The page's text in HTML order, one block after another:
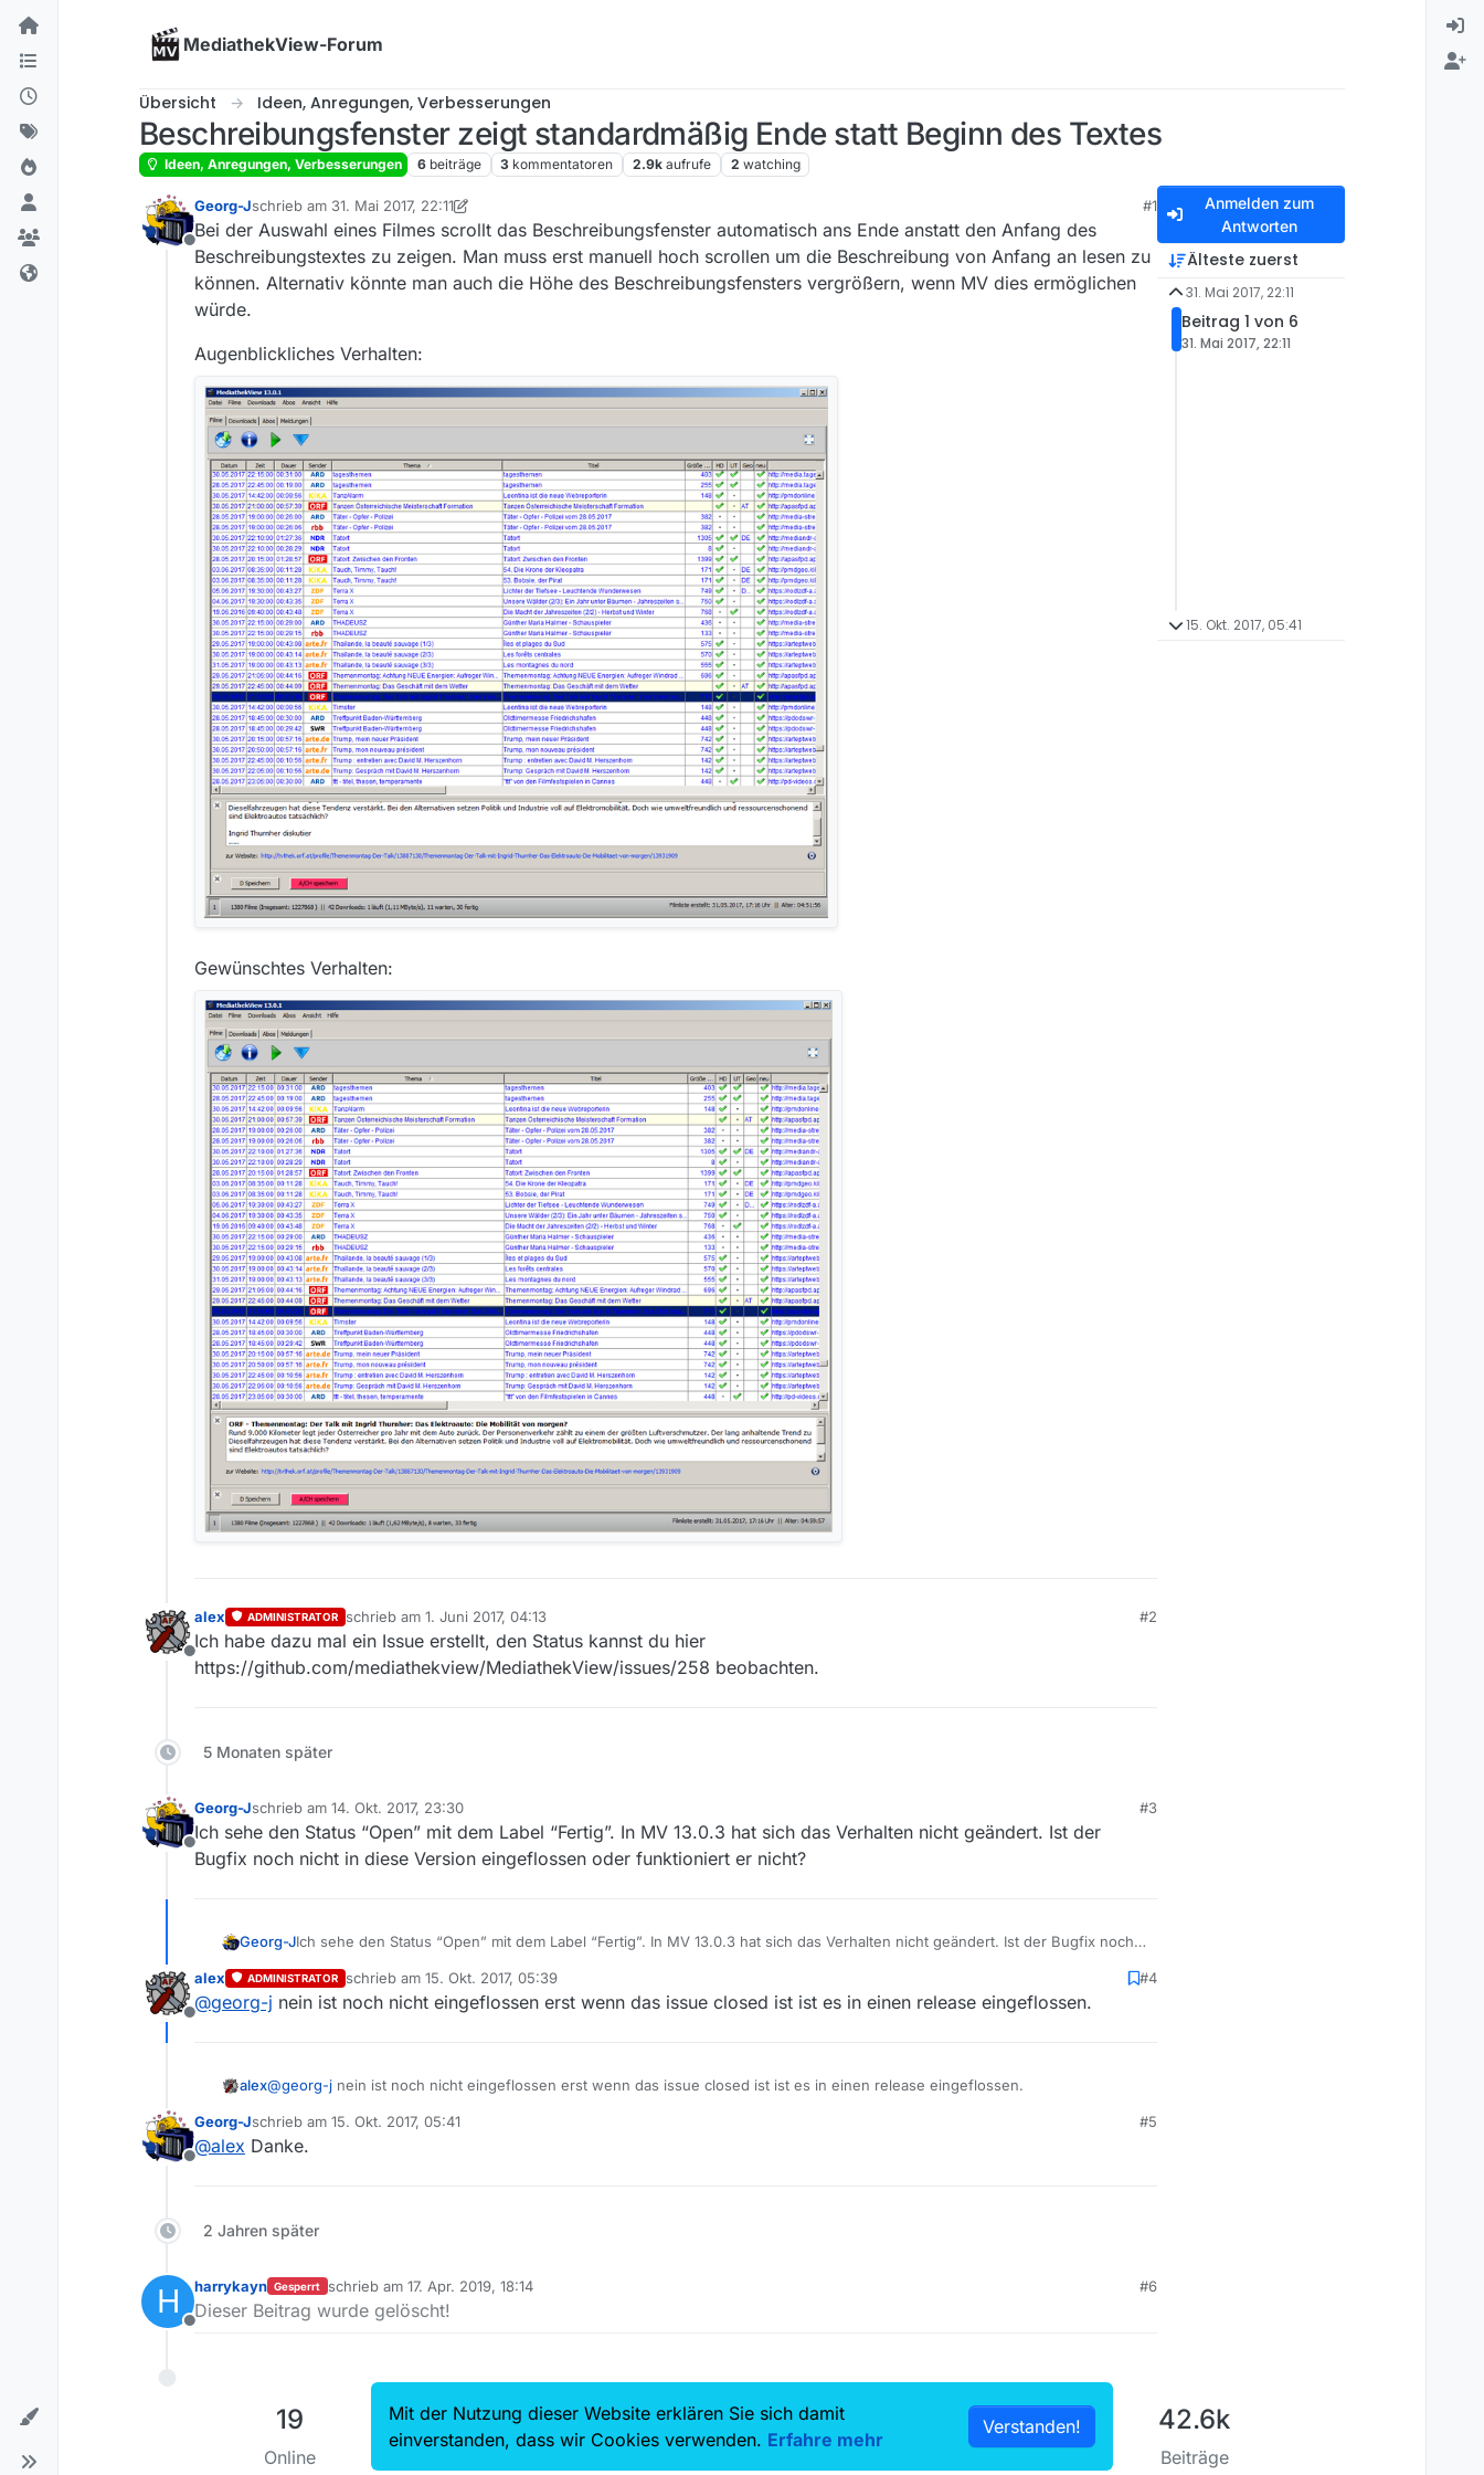
Skip to content
MediathekView-Forum
Übersicht Ideen, Anregungen, Verbesserungen
Beschreibungsfenster zeigt standardmäßig Ende statt Beginn des Textes
Ideen, Anregungen, Verbesserungen 6 beiträge 3 kommentatoren 2.9k aufrufe 2 watching
Offline
Georg-Jschrieb am 31. Mai 2017, 22:11
zuletzt editiert von Georg-J 6. Jan. 2017, 00:12
#1
Bei der Auswahl eines Filmes scrollt das Beschreibungsfenster automatisch ans Ende anstatt den Anfang des
Beschreibungstextes zu zeigen. Man muss erst manuell hoch scrollen um die Beschreibung von Anfang an lesen zu
können. Alternativ könnte man auch die Höhe des Beschreibungsfensters vergrößern, wenn MV dies ermöglichen
würde.
Augenblickliches Verhalten:
Gewünschtes Verhalten:
Offline
alex ADMINISTRATOR schrieb am 1. Juni 2017, 04:13
zuletzt editiert von
#2
Ich habe dazu mal ein Issue erstellt, den Status kannst du hier
https://github.com/mediathekview/MediathekView/issues/258 beobachten.
5 Monaten später
Offline
Georg-Jschrieb am 14. Okt. 2017, 23:30
zuletzt editiert von
#3
Ich sehe den Status “Open” mit dem Label “Fertig”. In MV 13.0.3 hat sich das Verhalten nicht geändert. Ist der
Bugfix noch nicht in diese Version eingeflossen oder funktioniert er nicht?
Georg-JIch sehe den Status “Open” mit dem Label “Fertig”. In MV 13.0.3 hat sich das Verhalten nicht geändert. Ist der Bugfix noch
Offline
alex ADMINISTRATOR schrieb am 15. Okt. 2017, 05:39
zuletzt editiert von
#4
@georg-j nein ist noch nicht eingeflossen erst wenn das issue closed ist ist es in einen release eingeflossen.
alex@georg-j nein ist noch nicht eingeflossen erst wenn das issue closed ist ist es in einen release eingeflossen.
Offline
Georg-Jschrieb am 15. Okt. 2017, 05:41
zuletzt editiert von
#5
@alex Danke.
2 Jahren später
H
Offline
harrykayn Gesperrt schrieb am 17. Apr. 2019, 18:14
zuletzt editiert von
#6
Dieser Beitrag wurde gelöscht!
Anmelden zum
Antworten
Älteste zuerst
31. Mai 2017, 22:11
Beitrag 1 von 6
31. Mai 2017, 22:11
15. Okt. 2017, 05:41
19
Online
7.5k 42.6k
Beiträge
Mit der Nutzung dieser Website erklären Sie sich damit
einverstanden, dass wir Cookies verwenden. Erfahre mehr
Verstanden!